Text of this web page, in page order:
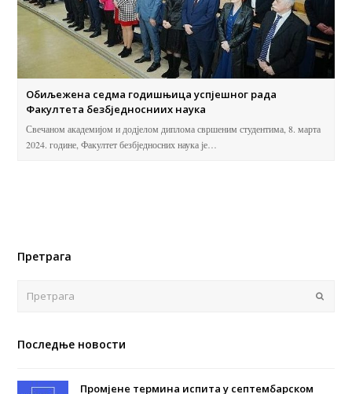
Обиљежена седма годишњица успјешног рада
Факултета безбједносниих наука
Свечаном академијом и додјелом диплома свршеним студентима, 8. марта
2024. године, Факултет безбједносних наука је…
Претрага
Последње новости
Промјене термина испита у септембарском